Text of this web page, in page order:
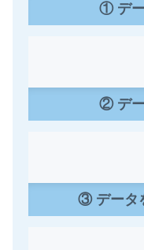
① デ
② デ
③ データ